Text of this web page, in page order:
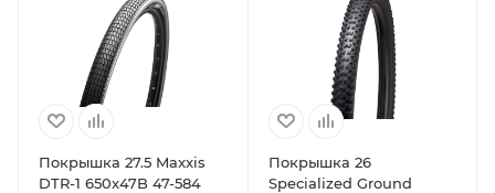
Покрышка 27.5 Maxxis
DTR-1 650x47B 47-584
Покрышка 26
Specialized Ground